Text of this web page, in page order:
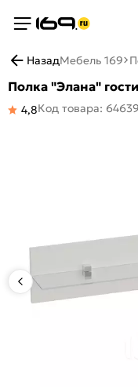
НазадМебель 169
Полка "Элана"
4,8Код товара: